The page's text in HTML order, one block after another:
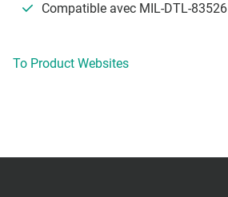
Compatible avec MIL-DTL-83526
To Product Websites